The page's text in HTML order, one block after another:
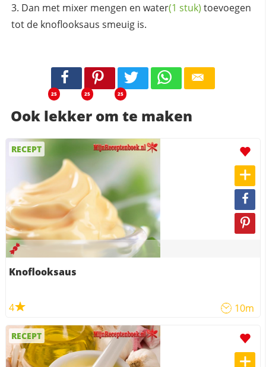
Dan met mixer mengen en water(1 stuk) toevoegen
tot de knoflooksaus smeuig is.
25 25 25
Ook lekker om te maken
RECEPT
Knoflooksaus
4 10m
RECEPT